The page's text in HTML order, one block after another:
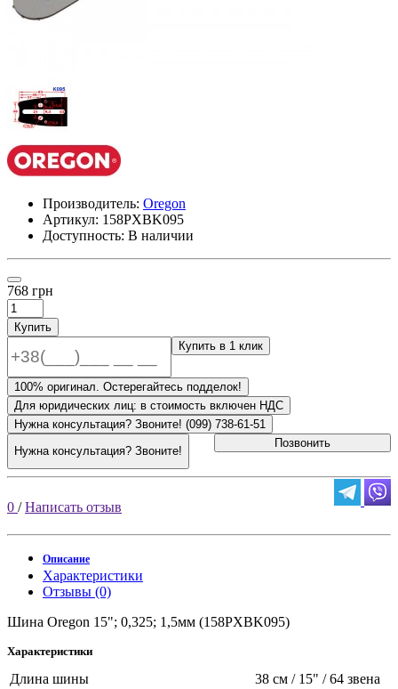
Производитель: Oregon
Артикул: 158PXBK095
Доступность: В наличии
768 грн
Купить
Купить в 1 клик
100% оригинал. Остерегайтесь подделок!
Для юридических лиц: в стоимость включен НДС
Нужна консультация? Звоните! (099) 738-61-51
Нужна консультация? Звоните!
Позвонить
0 /Написать отзыв
Описание
Характеристики
Отзывы (0)
Шина Oregon 15"; 0,325; 1,5мм (158PXBK095)
Характеристики
Длина шины
38 см / 15" / 64 звена